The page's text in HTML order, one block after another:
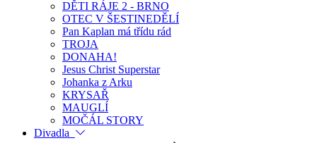
DĚTI RÁJE 2 - BRNO
OTEC V ŠESTINEDĚLÍ
Pan Kaplan má třídu rád
TROJA
DONAHA!
Jesus Christ Superstar
Johanka z Arku
KRYSAŘ
MAUGLÍ
MOČÁL STORY
Divadla